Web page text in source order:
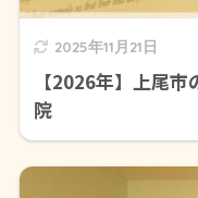
2025年11月21日
【2026年】上尾
院